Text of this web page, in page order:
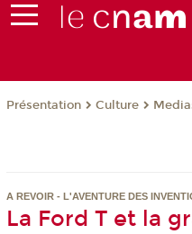
Présentation Culture
A REVOIR - L'AVENTURE DES
La Ford T et la